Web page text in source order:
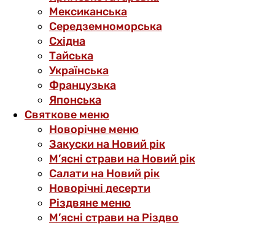
Мексиканська
Середземноморська
Східна
Тайська
Українська
Французька
Японська
Святкове меню
Новорічне меню
Закуски на Новий рік
М’ясні страви на Новий рік
Салати на Новий рік
Новорічні десерти
Різдвяне меню
М’ясні страви на Різдво